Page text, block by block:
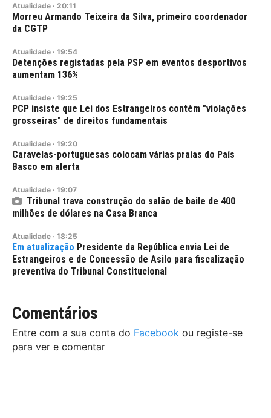
Atualidade · 20:11
Morreu Armando Teixeira da Silva, primeiro coordenador
da CGTP
Atualidade · 19:54
Detenções registadas pela PSP em eventos desportivos
aumentam 136%
Atualidade · 19:25
PCP insiste que Lei dos Estrangeiros contém "violações
grosseiras" de direitos fundamentais
Atualidade · 19:20
Caravelas-portuguesas colocam várias praias do País
Basco em alerta
Atualidade · 19:07
Tribunal trava construção do salão de baile de 400
milhões de dólares na Casa Branca
Atualidade · 18:25
Presidente da República envia Lei de
Estrangeiros e de Concessão de Asilo para fiscalização
preventiva do Tribunal Constitucional
Comentários
Entre com a sua conta do Facebook ou registe-se
para ver e comentar